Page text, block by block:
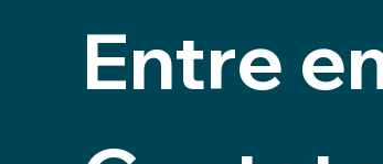
Entre